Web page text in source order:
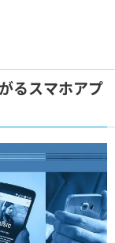
るスマホアプ